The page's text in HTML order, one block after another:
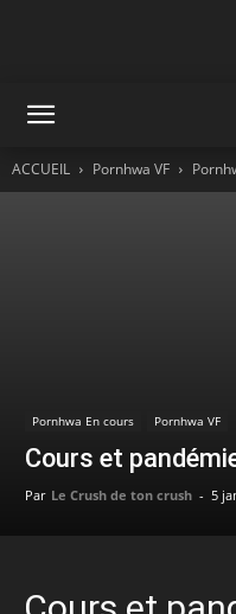
ACCUEIL Pornhwa VF
Pornhwa En cours Pornhwa VF
Cours et
Par Le Crush de ton crush - 5